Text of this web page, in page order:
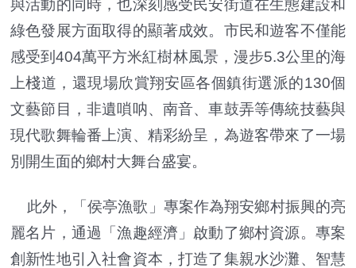
與活動的同時，也深刻感受民安街道在生態建設和
綠色發展方面取得的顯著成效。市民和遊客不僅能
感受到404萬平方米紅樹林風景，漫步5.3公里的海
上棧道，還現場欣賞翔安區各個鎮街選派的130個
文藝節目，非遺嗩呐、南音、車鼓弄等傳統技藝與
現代歌舞輪番上演、精彩紛呈，為遊客帶來了一場
別開生面的鄉村大舞台盛宴。
此外，「侯亭漁歌」專案作為翔安鄉村振興的亮
麗名片，通過「漁趣經濟」啟動了鄉村資源。專案
創新性地引入社會資本，打造了集親水沙灘、智慧